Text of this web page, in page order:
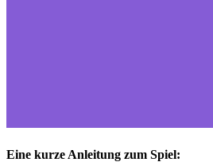
Eine kurze Anleitung zum Spiel: